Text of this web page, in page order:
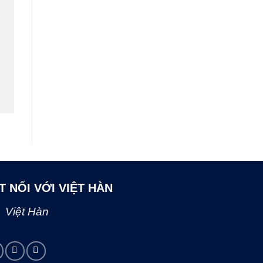
NỐI VỚI VIỆT HÀN
Việt Hàn